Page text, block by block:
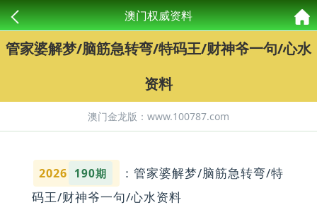
澳门权威资料
管家婆解梦/脑筋急转弯/特码王/财神爷一句/心水
资料
澳门金龙版：www.100787.com
2026 190期
：管家婆解梦/脑筋急转弯/特
码王/财神爷一句/心水资料